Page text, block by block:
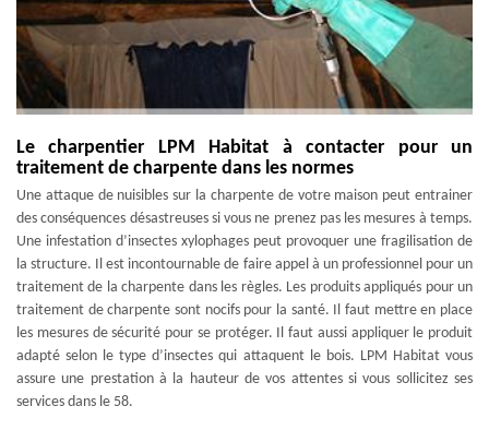
Le charpentier LPM Habitat à contacter pour un
traitement de charpente dans les normes
Une attaque de nuisibles sur la charpente de votre maison peut entrainer
des conséquences désastreuses si vous ne prenez pas les mesures à temps.
Une infestation d’insectes xylophages peut provoquer une fragilisation de
la structure. Il est incontournable de faire appel à un professionnel pour un
traitement de la charpente dans les règles. Les produits appliqués pour un
traitement de charpente sont nocifs pour la santé. Il faut mettre en place
les mesures de sécurité pour se protéger. Il faut aussi appliquer le produit
adapté selon le type d’insectes qui attaquent le bois. LPM Habitat vous
assure une prestation à la hauteur de vos attentes si vous sollicitez ses
services dans le 58.